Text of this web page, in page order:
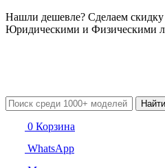
Нашли дешевле? Сделаем скидку
Юридическими и Физическими
Найти
0 Корзина
WhatsApp